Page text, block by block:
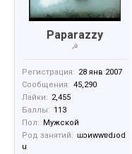
Paparazzy
☭
Регистрация: 28 янв 2007
Сообщения: 45,290
Лайки: 2,455
Баллы: 113
Пол:
Мужской
Род занятий: ɯɔиwwɐdɹоd
u